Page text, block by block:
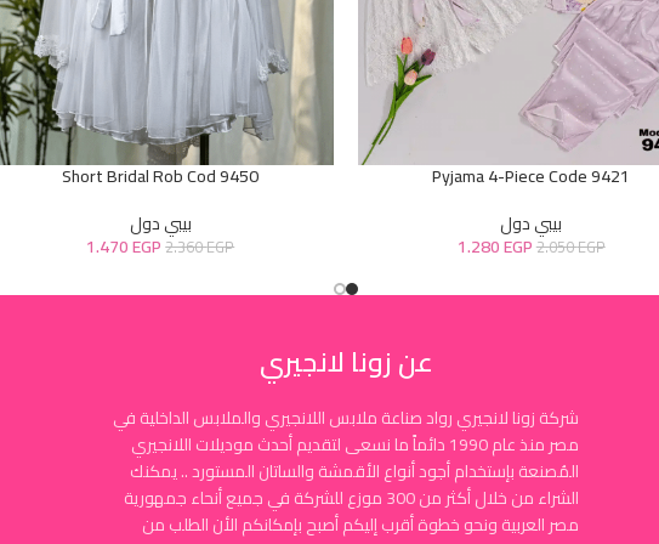
Pyjama 4-Piece Code 9421
بيبي دول
2.050EGP
1.280EGP
Short Bridal Rob Cod 9450
بيبي دول
2.360EGP
1.470EGP
عن زونا لانجيري
شركة زونا لانجيري رواد صناعة ملابس اللانجيري والملابس الداخلية في
مصر منذ عام 1990 دائماً ما نسعى لتقديم أحدث موديلات اللانجيري
المُصنعة بإستخدام أجود أنواع الأقمشة والساتان المستورد .. يمكنك
الشراء من خلال أكثر من 300 موزع للشركة في جميع أنحاء جمهورية
مصر العربية ونحو خطوة أقرب إليكم أصبح بإمكانكم الأن الطلب من